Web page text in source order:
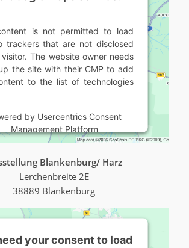
is not permitted to load
trackers that are not disclosed
The website owner needs
the site with their CMP to add
to the list of technologies
by Usercentrics Consent
Management Platform
Blankenburg/ Harz
Lerchenbreite 2E
38889 Blankenburg
your consent to load